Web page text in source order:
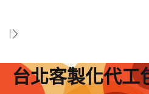
台北客製化代工